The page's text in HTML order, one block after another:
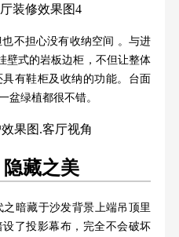
不担心没有收纳空间 。与进
壁式的岩板边柜，不但让整体
有鞋柜及收纳的功能。台面
盆绿植都很不错。
藏之美
暗藏于沙发背景上端吊顶里
了投影幕布，完全不会破坏